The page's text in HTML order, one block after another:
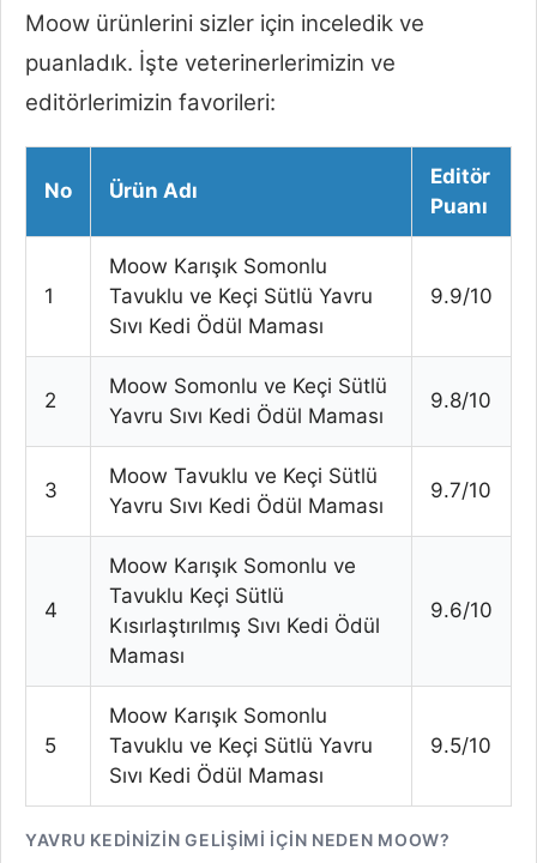
Moow ürünlerini sizler için inceledik ve
puanladık. İşte veterinerlerimizin ve
editörlerimizin favorileri:
No Ürün Adı
Editör
Puanı
1
Moow Karışık Somonlu
Tavuklu ve Keçi Sütlü Yavru
Sıvı Kedi Ödül Maması
9.9/10
2
Moow Somonlu ve Keçi Sütlü
Yavru Sıvı Kedi Ödül Maması
9.8/10
3
Moow Tavuklu ve Keçi Sütlü
Yavru Sıvı Kedi Ödül Maması
9.7/10
4
Moow Karışık Somonlu ve
Tavuklu Keçi Sütlü
Kısırlaştırılmış Sıvı Kedi Ödül
Maması
9.6/10
5
Moow Karışık Somonlu
Tavuklu ve Keçi Sütlü Yavru
Sıvı Kedi Ödül Maması
9.5/10
YAVRU KEDINIZIN GELIŞIMI İÇIN NEDEN MOOW?